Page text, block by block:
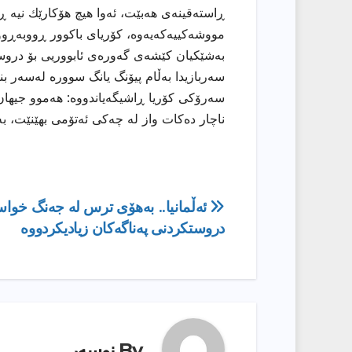
ڕاستەقینەی هەبێت، ئەوا هیچ هۆكارێك
مووشەكییەكەیەوە، كۆریای باكوور
بەشێكیان كێشەی گەورەی ئابووریی بۆ
سەربازیدا بەڵام پیۆنگ یانگ سوورە لەسەر
سەرۆكی كۆریا ڕاشیگەیاندووە: هەموو
ناچار دەكات واز لە چەكی ئەتۆمی بهێنێت،
ڕێدۆزیی
بابەت
ئەڵمانیا.. بەهۆى ترس لە جەنگ
دروستكردنی پەناگەكان زیادیکردووە